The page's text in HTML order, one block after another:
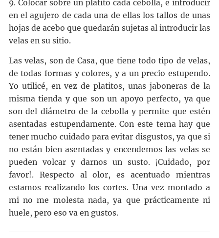
9. Colocar sobre un platito cada cebolla, e introducir
en el agujero de cada una de ellas los tallos de unas
hojas de acebo que quedarán sujetas al introducir las
velas en su sitio.
Las velas, son de Casa, que tiene todo tipo de velas,
de todas formas y colores, y a un precio estupendo.
Yo utilicé, en vez de platitos, unas jaboneras de la
misma tienda y que son un apoyo perfecto, ya que
son del diámetro de la cebolla y permite que estén
asentadas estupendamente. Con este tema hay que
tener mucho cuidado para evitar disgustos, ya que si
no están bien asentadas y encendemos las velas se
pueden volcar y darnos un susto. ¡Cuidado, por
favor!. Respecto al olor, es acentuado mientras
estamos realizando los cortes. Una vez montado a
mi no me molesta nada, ya que prácticamente ni
huele, pero eso va en gustos.